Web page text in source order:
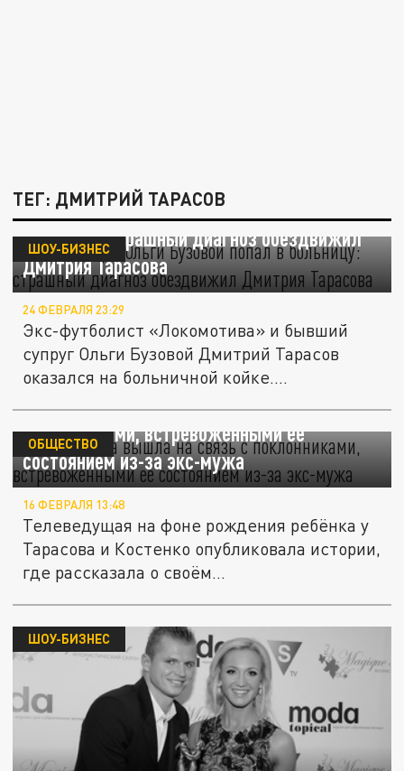
ТЕГ: ДМИТРИЙ ТАРАСОВ
Бывший муж Ольги Бузовой попал в
больницу: страшный диагноз обездвижил
Дмитрия Тарасова
ШОУ-БИЗНЕС
24 ФЕВРАЛЯ 23:29
Экс-футболист «Локомотива» и бывший
супруг Ольги Бузовой Дмитрий Тарасов
оказался на больничной койке....
Ольга Бузова вышла на связь с
поклонниками, встревоженными её
состоянием из-за экс-мужа
ОБЩЕСТВО
16 ФЕВРАЛЯ 13:48
Телеведущая на фоне рождения ребёнка у
Тарасова и Костенко опубликовала истории,
где рассказала о своём...
ШОУ-БИЗНЕС